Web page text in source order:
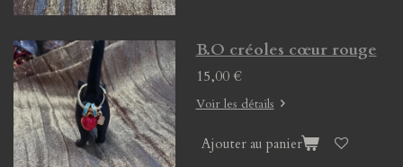
B.O créoles cœur rouge
15,00 €
Voir les détails
Ajouter au panier